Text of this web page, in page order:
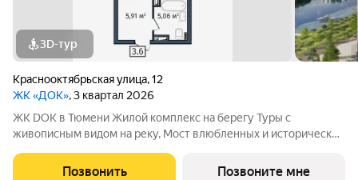
3D-тур
Краснооктябрьская улица,12
ЖК «ДОК», 3 квартал 2026
ЖК DOK в Тюмени Жилой комплекс на берегу Туры с
живописным видом на реку, Мост влюбленных и исторический
принципиально новой организацией общественных зон. Три
Позвонить Позвоните мне